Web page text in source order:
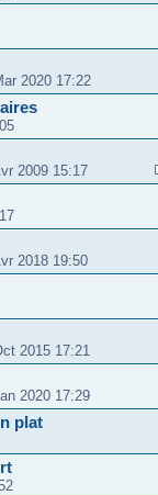
2020 17:22
2009 15:17
2018 19:50
2015 17:21
2020 17:29
plat